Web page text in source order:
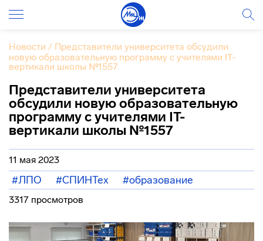
Новости / Представители университета обсудили
новую образовательную программу с учителями IT-
вертикали школы №1557
Представители университета
обсудили новую образовательную
программу с учителями IT-
вертикали школы №1557
11 мая 2023
#ЛПО #СПИНТех #образование
3317 просмотров